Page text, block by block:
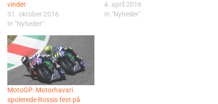
vinder
31. oktober 2016
In "Nyheder"
4. april 2016
In "Nyheder"
MotoGP: Motorhavari
spolerede Rossis fest på